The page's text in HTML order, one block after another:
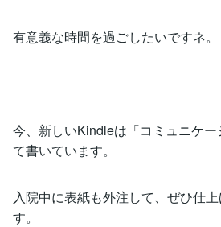
有意義な時間を過ごしたいですネ。
今、新しいKindleは「コミュニケ
て書いています。
入院中に表紙も外注して、ぜひ仕
す。